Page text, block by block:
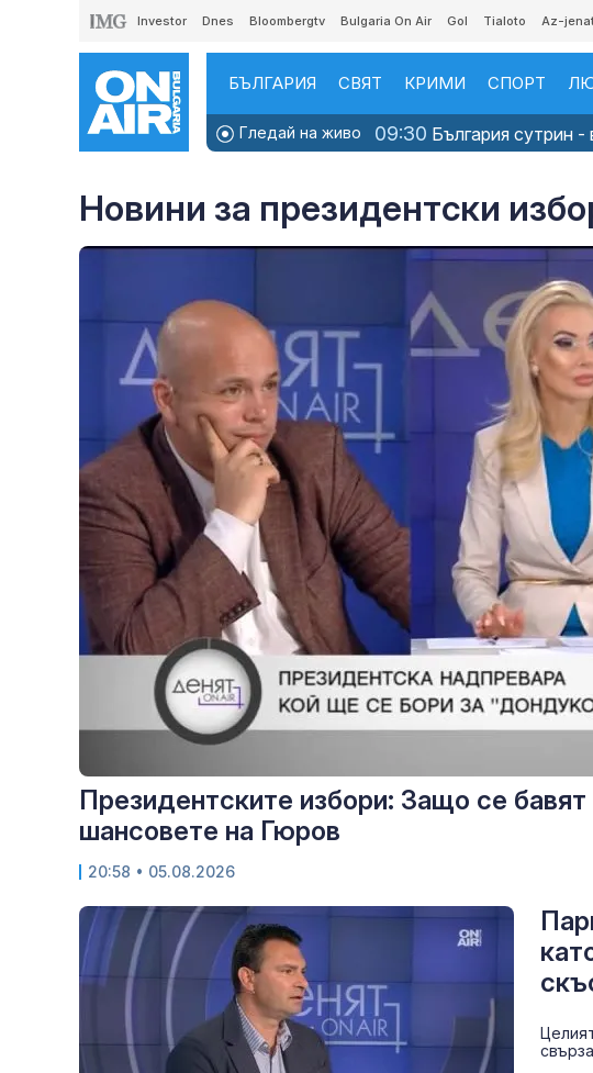
Investor Dnes Bloombergtv Bulgaria On Air Gol Tialoto Az-
БЪЛГАРИЯ СВЯТ КРИМИ СПОРТ
Гледай на живо 09:30 България сутрин
Новини за президентски
Президентските избори: Защо се
шансовете на Гюров
20:58 • 05.08.2026